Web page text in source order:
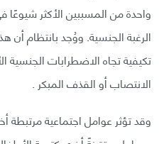
واحدة من المسببين الأكثر
الرغبة الجنسية. ووُجد بانتظام أن
تكيفية تجاه الاضطرابات
الانتصاب أو القذف المبكر .
وقد تؤثر عوامل اجتماعية مرتبطة